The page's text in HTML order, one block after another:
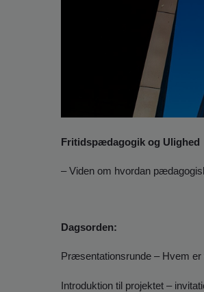
Fritidspædagogik og Ulighed
– Viden om hvordan
Dagsorden:
Præsentationsrunde – Hvem er
Introduktion til projektet –